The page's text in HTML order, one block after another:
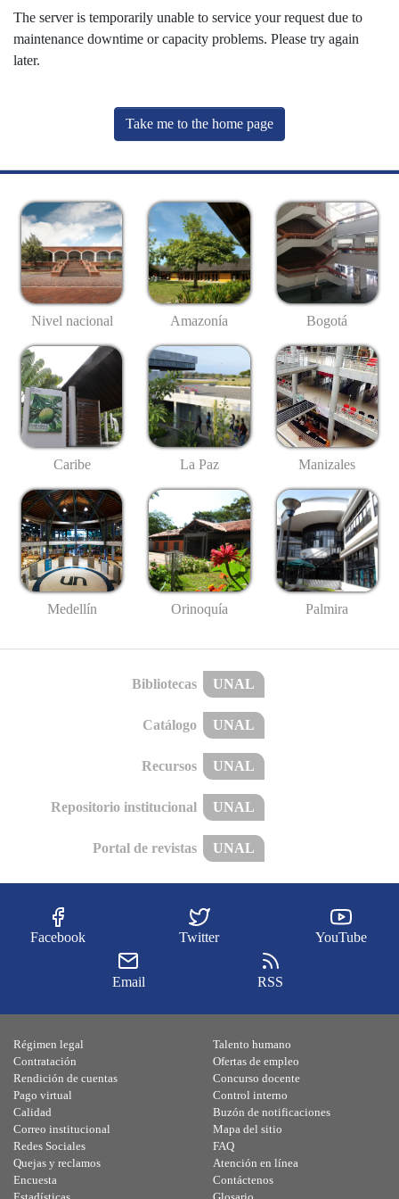
The server is temporarily unable to service your request due to
maintenance downtime or capacity problems. Please try again
later.
Take me to the home page
Nivel nacional Amazonía Bogotá
Caribe La Paz Manizales
Medellín Orinoquía Palmira
Bibliotecas UNAL
Catálogo UNAL
Recursos UNAL
Repositorio institucional UNAL
Portal de revistas UNAL
Facebook Twitter YouTube
Email RSS
Régimen legal
Contratación
Rendición de cuentas
Pago virtual
Calidad
Talento humano
Ofertas de empleo
Concurso docente
Control interno
Buzón de notificaciones
Correo institucional
Redes Sociales
Quejas y reclamos
Encuesta
Mapa del sitio
FAQ
Atención en línea
Contáctenos